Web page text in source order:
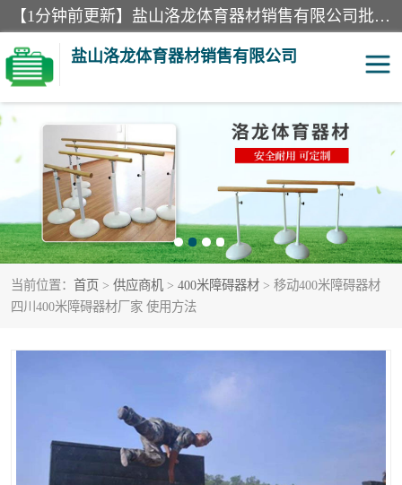
【1分钟前更新】盐山洛龙体育器材销售有限公司批量供应：300米障碍器材、400米障碍器材、部队训练器材、双杠、体操垫、舞蹈把杆等产品。盐山洛龙体育器材销售有限公司经过多年的发展，集研发，生产，销售，售后服务为一体. 奉行“质量，信誉，服务”的宗旨，以开拓创新的精神和真诚守信的态度积极进取。
盐山洛龙体育器材销售有限公司
当前位置： 首页 > 供应商机 > 400米障碍器材 > 移动400米障碍器材
四川400米障碍器材厂家 使用方法
单双杠 舞蹈把杆
400米障碍器材 体操垫
300米障碍器材 攀爬架
塑胶跑道 400米障碍器材1